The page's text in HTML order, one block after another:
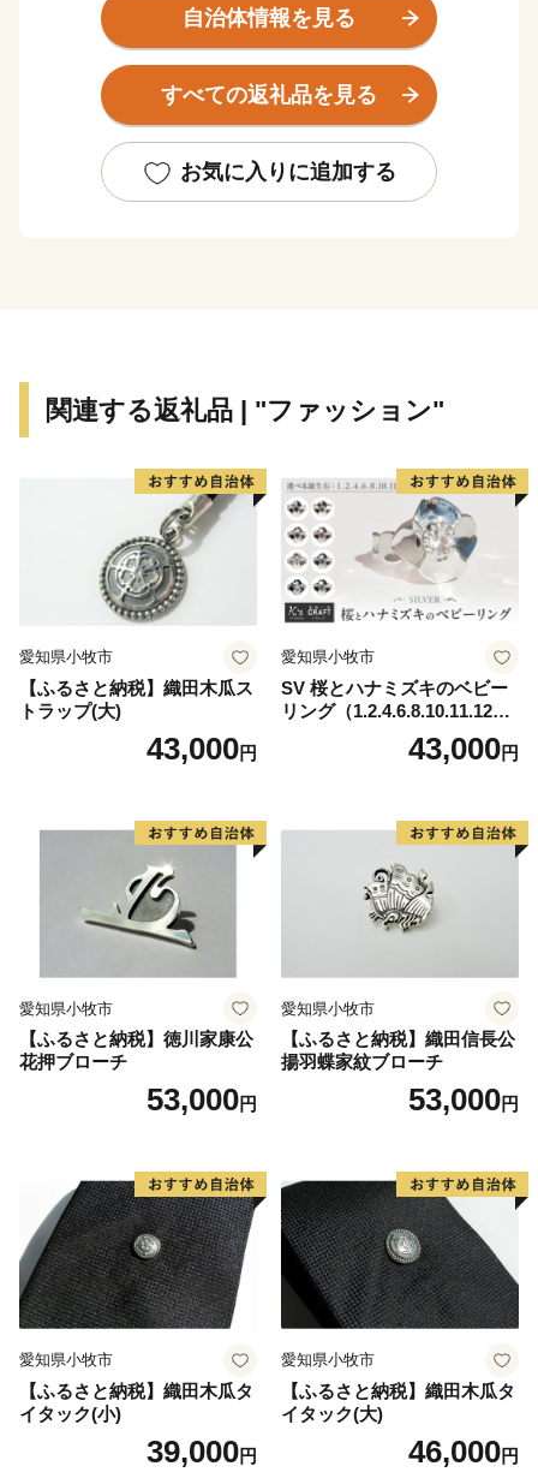
す！遊びつかれた後は関東有数の石和温泉で疲れを癒し
ていただき、心身ともにリフレッシュしてください！
特に当市のオススメは、子供から大人まで大人気のシャ
インマスカットです。その他、一年を通じて笛吹市の魅
自治体情報を見る
すべての返礼品を見る
お気に入りに追加する
関連する返礼品 | "ファッション"
愛知県小牧市
【ふるさと納税】織田木瓜ス
トラップ(大)
43,000円
愛知県小牧市
SV 桜とハナミズキのベビー
リング（1.2.4.6.8.10.11.12
43,000円
愛知県小牧市
【ふるさと納税】徳川家康公
花押ブローチ
53,000円
愛知県小牧市
【ふるさと納税】織田信長公
揚羽蝶家紋ブローチ
53,000円
愛知県小牧市
【ふるさと納税】織田木瓜タ
イタック(小)
39,000円
愛知県小牧市
【ふるさと納税】織田木瓜タ
イタック(大)
46,000円